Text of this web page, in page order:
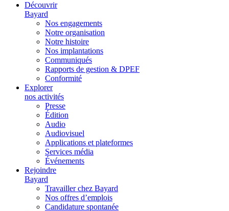
Découvrir
Bayard
Nos engagements
Notre organisation
Notre histoire
Nos implantations
Communiqués
Rapports de gestion & DPEF
Conformité
Explorer
nos activités
Presse
Édition
Audio
Audiovisuel
Applications et plateformes
Services média
Événements
Rejoindre
Bayard
Travailler chez Bayard
Nos offres d’emplois
Candidature spontanée